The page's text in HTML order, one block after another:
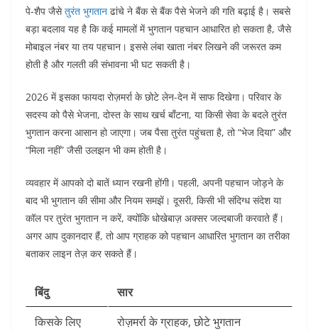
पे-शैप जैसेतुरंत भुगतान ढांचे ने बैंक से बैंक पैसे भेजने की गति बढ़ाई है। सबसे
बड़ा बदलाव यह है कि कई मामलों में भुगतान पहचान आधारित हो सकता है, जैसे
मोबाइल नंबर या तय पहचान। इससे लंबा खाता नंबर लिखने की जरूरत कम
होती है और गलती की संभावना भी घट सकती है।
2026 में इसका फायदा रोज़मर्रा के छोटे लेन-देन में साफ दिखेगा। परिवार के
सदस्य को पैसे भेजना, दोस्त के साथ खर्च बाँटना, या किसी सेवा के बदले तुरंत
भुगतान करना आसान हो जाएगा। जब पैसा तुरंत पहुंचता है, तो “भेज दिया” और
“मिला नहीं” जैसी उलझन भी कम होती है।
व्यवहार में आपको दो बातें ध्यान रखनी होंगी। पहली, अपनी पहचान जोड़ने के
बाद भी भुगतान की सीमा और नियम समझें। दूसरी, किसी भी संदिग्ध संदेश या
कॉल पर तुरंत भुगतान न करें, क्योंकि धोखेबाज़ अक्सर जल्दबाजी करवाते हैं।
अगर आप दुकानदार हैं, तो आप ग्राहक को पहचान आधारित भुगतान का तरीका
बताकर लाइन तेज़ कर सकते हैं।
बिंदु
सार
किसके लिए
रोज़मर्रा के ग्राहक, छोटे भुगतान